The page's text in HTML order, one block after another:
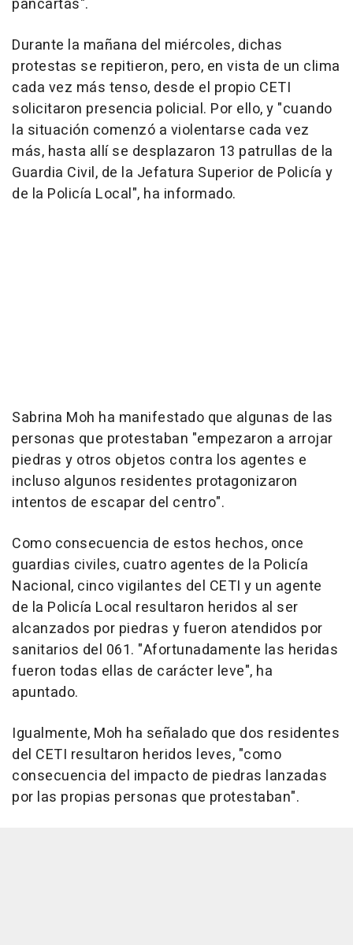
Durante la mañana del miércoles, dichas
protestas se repitieron, pero, en vista de un clima
cada vez más tenso, desde el propio CETI
solicitaron presencia policial. Por ello, y "cuando
la situación comenzó a violentarse cada vez
más, hasta allí se desplazaron 13 patrullas de la
Guardia Civil, de la Jefatura Superior de Policía y
de la Policía Local", ha informado.
Sabrina Moh ha manifestado que algunas de las
personas que protestaban "empezaron a arrojar
piedras y otros objetos contra los agentes e
incluso algunos residentes protagonizaron
intentos de escapar del centro".
Como consecuencia de estos hechos, once
guardias civiles, cuatro agentes de la Policía
Nacional, cinco vigilantes del CETI y un agente
de la Policía Local resultaron heridos al ser
alcanzados por piedras y fueron atendidos por
sanitarios del 061. "Afortunadamente las heridas
fueron todas ellas de carácter leve", ha
apuntado.
Igualmente, Moh ha señalado que dos residentes
del CETI resultaron heridos leves, "como
consecuencia del impacto de piedras lanzadas
por las propias personas que protestaban".